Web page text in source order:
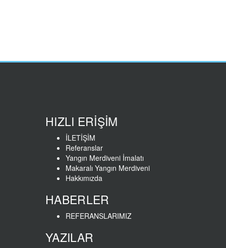
HIZLI ERİŞİM
İLETİŞİM
Referanslar
Yangın Merdiveni İmalatı
Makaralı Yangın Merdiveni
Hakkımızda
HABERLER
REFERANSLARIMIZ
YAZILAR